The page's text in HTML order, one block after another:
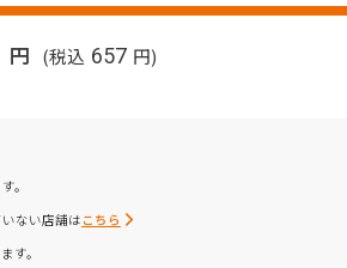
円 (税込 657 円)
。
ない店舗は こちら
す。